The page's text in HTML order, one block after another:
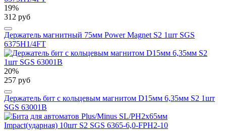
19%
312 руб
Держатель магнитный 75мм Power Magnet S2 1шт SGS
6375H1/4FT
20%
257 руб
Держатель бит с кольцевым магнитом D15мм 6,35мм S2 1шт
SGS 63001B